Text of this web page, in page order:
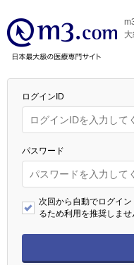
ログインID
パスワード
次回から自動でログイ
るため利用を推奨しませ